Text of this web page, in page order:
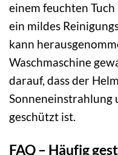
einem feuchten
ein mildes
kann
Waschmaschine
darauf, dass der
Sonneneinstrahlung
geschützt ist.
FAQ – Häufig